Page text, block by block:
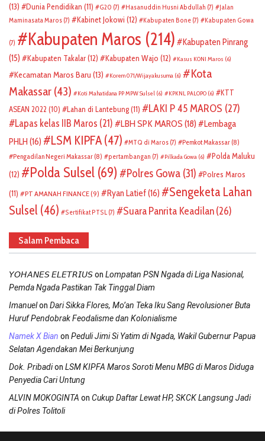
(13)
Dunia Pendidikan (11) G20 (7) Hasanuddin Husni Abdullah (7)
Jalan
Maminasata Maros (7) Kabinet Jokowi (12) Kabupaten Bone (7) Kabupaten Gowa
(7) Kabupaten Maros (214)
Kabupaten Pinrang
(15)
Kabupaten Takalar(12) Kabupaten Wajo (12) Kasus KONI Maros (6)
Kecamatan Maros Baru (13) Korem 071/Wijayakusuma (6)
Kota
Makassar (43) Koti Mahatidana PP MPW Sulsel (6) KPKNL PALOPO (6)
KTT
ASEAN 2022 (10) Lahan di Lantebung(11) LAKI P 45 MAROS (27)
Lapas kelas IIB Maros (21) LBH SPK MAROS (18)
Lembaga
PHLH (16) LSM KIPFA (47) MTQ di Maros (7) Pemkot Makassar (8)
Pengadilan Negeri Makassar (8) pertambangan (7) Pilkada Gowa (6)
Polda Maluku
(12)
Polda Sulsel (69) Polres Gowa (31)
Polres Maros
(11)
PT AMANAH FINANCE(9) Ryan Latief(16)
Sengeketa Lahan
Sulsel (46) Sertifikat PTSL (7) Suara Panrita Keadilan(26)
Salam Pembaca
𝘠𝘖𝘏𝘈𝘕𝘌𝘚 𝘌𝘓𝘌𝘛𝘙𝘐𝘜𝘚on Lompatan PSN Ngada di Liga Nasional,
Pemda Ngada Pastikan Tak Tinggal Diam
Imanuelon Dari Sikka Flores, Mo’an Teka Iku Sang Revolusioner Buta
Huruf Pendobrak Feodalisme dan Kolonialisme
Namek X Bian on Peduli Jimi Si Yatim di Ngada, Wakil Gubernur Papua
Selatan Agendakan Mei Berkunjung
Dok. Pribadion LSM KIPFA Maros Soroti Menu MBG di Maros Diduga
Penyedia Cari Untung
ALVIN MOKOGINTA on Cukup Daftar Lewat HP, SKCK Langsung Jadi
di Polres Tolitoli